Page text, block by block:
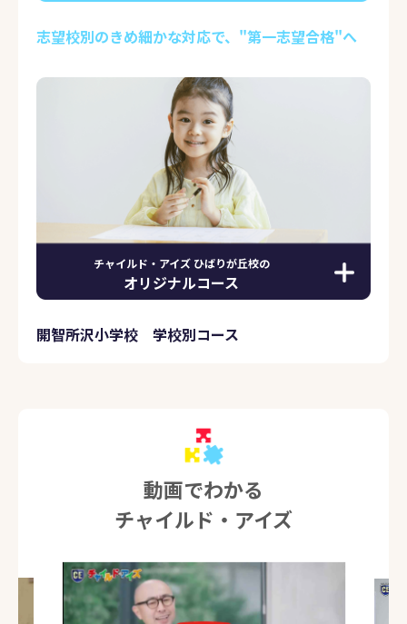
志望校別のきめ細かな対応で、"第一志望合格"へ
チャイルド・アイズ ひばりが丘校の
オリジナルコース
開智所沢小学校 学校別コース
動画でわかる
チャイルド・アイズ